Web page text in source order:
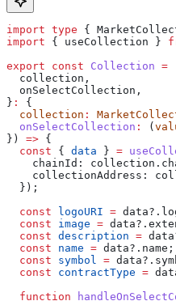
import type {
import { useCollection }
export const Collection =
  collection
,
  onSelectCollection
,
} :
{
  collection
:
  onSelectCollection
: (
}) => {
  const
{ data } =
    chainId:
collection .
    collectionAddress:
  });
  const
logoURI = data?.
  const
image = data?.
  const
description = data
  const
name = data?. name ;
  const
symbol = data?.
  const
contractType =
  function